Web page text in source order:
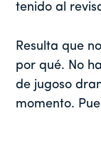
tenido al
Resulta que
por qué. No
de jugoso
momento.